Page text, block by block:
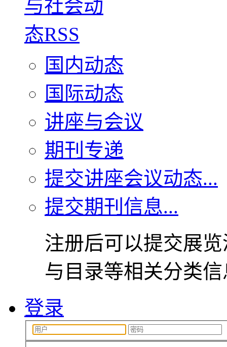
国内动态
国际动态
讲座与会议
期刊专递
提交讲座会议动态...
提交期刊信息...
注册后可以提交展
与目录等相关分类
登录